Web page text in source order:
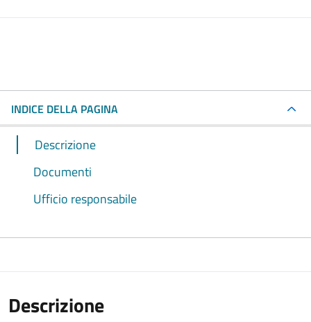
INDICE DELLA PAGINA
Descrizione
Documenti
Ufficio responsabile
Descrizione